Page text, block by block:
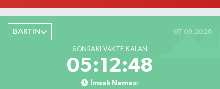
BARTIN 07.08.2026
SONRAKI VAKTE KALAN
05:12:47
İmsak Namazı